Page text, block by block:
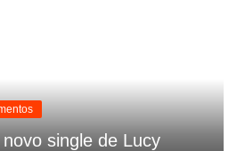
single de Lucy